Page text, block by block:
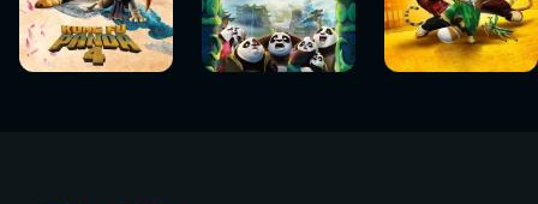
Sledovat
nyní
Sledovat
nyní
Sledovat
nyní
Sledovat
nyní
Sledovat
nyní
Sledovat
nyní